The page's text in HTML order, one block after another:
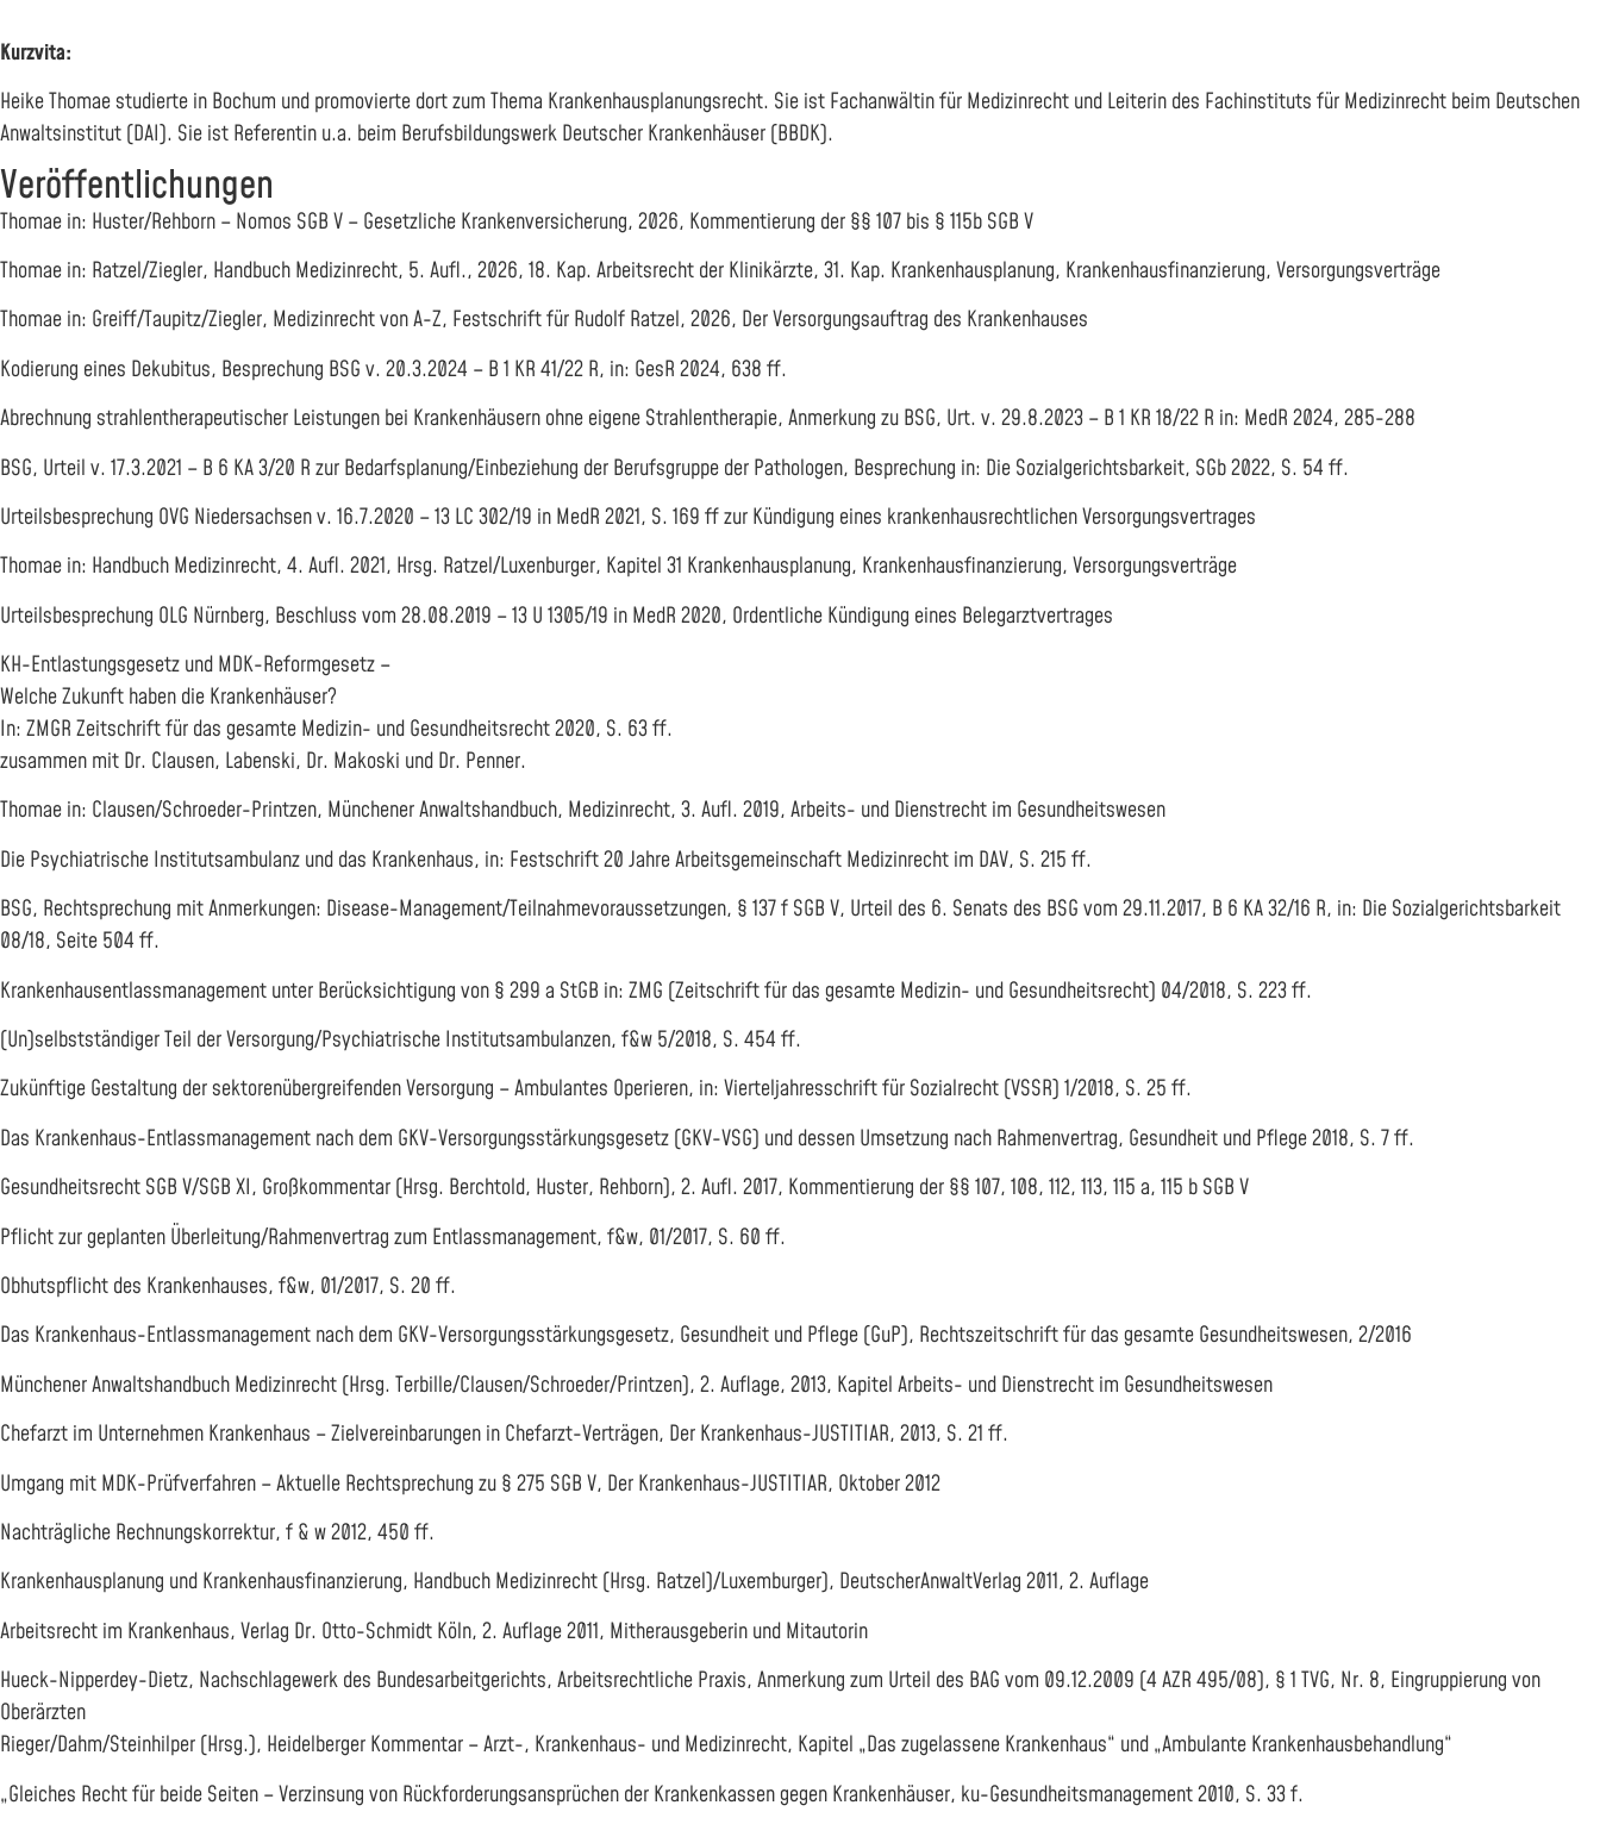
Kurzvita:
Heike Thomae studierte in Bochum und promovierte dort zum Thema Krankenhausplanungsrecht. Sie ist Fachanwältin für Medizinrecht und Leiterin des Fachinstituts für Medizinrecht beim Deutschen
Anwaltsinstitut (DAI). Sie ist Referentin u.a. beim Berufsbildungswerk Deutscher Krankenhäuser (BBDK).
Veröffentlichungen
Thomae in: Huster/Rehborn – Nomos SGB V – Gesetzliche Krankenversicherung, 2026, Kommentierung der §§ 107 bis § 115b SGB V
Thomae in: Ratzel/Ziegler, Handbuch Medizinrecht, 5. Aufl., 2026, 18. Kap. Arbeitsrecht der Klinikärzte, 31. Kap. Krankenhausplanung, Krankenhausfinanzierung, Versorgungsverträge
Thomae in: Greiff/Taupitz/Ziegler, Medizinrecht von A-Z, Festschrift für Rudolf Ratzel, 2026, Der Versorgungsauftrag des Krankenhauses
Kodierung eines Dekubitus, Besprechung BSG v. 20.3.2024 – B 1 KR 41/22 R, in: GesR 2024, 638 ff.
Abrechnung strahlentherapeutischer Leistungen bei Krankenhäusern ohne eigene Strahlentherapie, Anmerkung zu BSG, Urt. v. 29.8.2023 – B 1 KR 18/22 R in: MedR 2024, 285-288
BSG, Urteil v. 17.3.2021 – B 6 KA 3/20 R zur Bedarfsplanung/Einbeziehung der Berufsgruppe der Pathologen, Besprechung in: Die Sozialgerichtsbarkeit, SGb 2022, S. 54 ff.
Urteilsbesprechung OVG Niedersachsen v. 16.7.2020 – 13 LC 302/19 in MedR 2021, S. 169 ff zur Kündigung eines krankenhausrechtlichen Versorgungsvertrages
Thomae in: Handbuch Medizinrecht, 4. Aufl. 2021, Hrsg. Ratzel/Luxenburger, Kapitel 31 Krankenhausplanung, Krankenhausfinanzierung, Versorgungsverträge
Urteilsbesprechung OLG Nürnberg, Beschluss vom 28.08.2019 – 13 U 1305/19 in MedR 2020, Ordentliche Kündigung eines Belegarztvertrages
KH-Entlastungsgesetz und MDK-Reformgesetz –
Welche Zukunft haben die Krankenhäuser?
In: ZMGR Zeitschrift für das gesamte Medizin- und Gesundheitsrecht 2020, S. 63 ff.
zusammen mit Dr. Clausen, Labenski, Dr. Makoski und Dr. Penner.
Thomae in: Clausen/Schroeder-Printzen, Münchener Anwaltshandbuch, Medizinrecht, 3. Aufl. 2019, Arbeits- und Dienstrecht im Gesundheitswesen
Die Psychiatrische Institutsambulanz und das Krankenhaus, in: Festschrift 20 Jahre Arbeitsgemeinschaft Medizinrecht im DAV, S. 215 ff.
BSG, Rechtsprechung mit Anmerkungen: Disease-Management/Teilnahmevoraussetzungen, § 137 f SGB V, Urteil des 6. Senats des BSG vom 29.11.2017, B 6 KA 32/16 R, in: Die Sozialgerichtsbarkeit
08/18, Seite 504 ff.
Krankenhausentlassmanagement unter Berücksichtigung von § 299 a StGB in: ZMG (Zeitschrift für das gesamte Medizin- und Gesundheitsrecht) 04/2018, S. 223 ff.
(Un)selbstständiger Teil der Versorgung/Psychiatrische Institutsambulanzen, f&w 5/2018, S. 454 ff.
Zukünftige Gestaltung der sektorenübergreifenden Versorgung – Ambulantes Operieren, in: Vierteljahresschrift für Sozialrecht (VSSR) 1/2018, S. 25 ff.
Das Krankenhaus-Entlassmanagement nach dem GKV-Versorgungsstärkungsgesetz (GKV-VSG) und dessen Umsetzung nach Rahmenvertrag, Gesundheit und Pflege 2018, S. 7 ff.
Gesundheitsrecht SGB V/SGB XI, Großkommentar (Hrsg. Berchtold, Huster, Rehborn), 2. Aufl. 2017, Kommentierung der §§ 107, 108, 112, 113, 115 a, 115 b SGB V
Pflicht zur geplanten Überleitung/Rahmenvertrag zum Entlassmanagement, f&w, 01/2017, S. 60 ff.
Obhutspflicht des Krankenhauses, f&w, 01/2017, S. 20 ff.
Das Krankenhaus-Entlassmanagement nach dem GKV-Versorgungsstärkungsgesetz, Gesundheit und Pflege (GuP), Rechtszeitschrift für das gesamte Gesundheitswesen, 2/2016
Münchener Anwaltshandbuch Medizinrecht (Hrsg. Terbille/Clausen/Schroeder/Printzen), 2. Auflage, 2013, Kapitel Arbeits- und Dienstrecht im Gesundheitswesen
Chefarzt im Unternehmen Krankenhaus – Zielvereinbarungen in Chefarzt-Verträgen, Der Krankenhaus-JUSTITIAR, 2013, S. 21 ff.
Umgang mit MDK-Prüfverfahren – Aktuelle Rechtsprechung zu § 275 SGB V, Der Krankenhaus-JUSTITIAR, Oktober 2012
Nachträgliche Rechnungskorrektur, f & w 2012, 450 ff.
Krankenhausplanung und Krankenhausfinanzierung, Handbuch Medizinrecht (Hrsg. Ratzel)/Luxemburger), DeutscherAnwaltVerlag 2011, 2. Auflage
Arbeitsrecht im Krankenhaus, Verlag Dr. Otto-Schmidt Köln, 2. Auflage 2011, Mitherausgeberin und Mitautorin
Hueck-Nipperdey-Dietz, Nachschlagewerk des Bundesarbeitgerichts, Arbeitsrechtliche Praxis, Anmerkung zum Urteil des BAG vom 09.12.2009 (4 AZR 495/08), § 1 TVG, Nr. 8, Eingruppierung von
Oberärzten
Rieger/Dahm/Steinhilper (Hrsg.), Heidelberger Kommentar – Arzt-, Krankenhaus- und Medizinrecht, Kapitel „Das zugelassene Krankenhaus“ und „Ambulante Krankenhausbehandlung“
„Gleiches Recht für beide Seiten – Verzinsung von Rückforderungsansprüchen der Krankenkassen gegen Krankenhäuser, ku-Gesundheitsmanagement 2010, S. 33 f.